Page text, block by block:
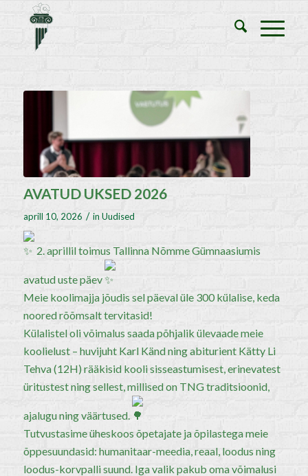
AVATUD UKSED 2026
aprill 10, 2026 / in Uudised
2. aprillil toimus Tallinna Nõmme Gümnaasiumis
avatud uste päev
Meie koolimajja jõudis sel päeval üle 300 külalise, keda
noored rõõmsalt tervitasid!
Külalistel oli võimalus saada põhjalik ülevaade meie
koolielust – huvijuht Karl Känd ning abiturient Kätty Li
Tehva (12H) rääkisid kooli sisseastumisest, erinevatest
üritustest ning sellest, millised on TNG traditsioonid,
ajalugu ning väärtused.
Tutvustasime üheskoos õpetajate ja õpilastega meie
õppesuundasid: humanitaar-meedia, reaal, loodus ning
loodus-korvpalli suund. Iga valik pakub oma võimalusi